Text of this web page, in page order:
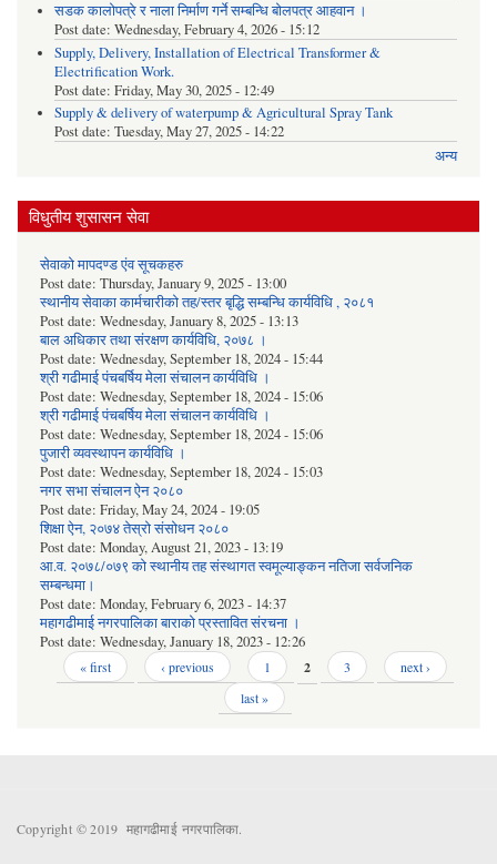
सडक कालोपत्रे र नाला निर्माण गर्ने सम्बन्धि बोलपत्र आहवान ।
Post date: Wednesday, February 4, 2026 - 15:12
Supply, Delivery, Installation of Electrical Transformer &
Electrification Work.
Post date: Friday, May 30, 2025 - 12:49
Supply & delivery of waterpump & Agricultural Spray Tank
Post date: Tuesday, May 27, 2025 - 14:22
अन्य
विधुतीय शुसासन सेवा
सेवाको मापदण्ड एंव सूचकहरु
Post date: Thursday, January 9, 2025 - 13:00
स्थानीय सेवाका कार्मचारीको तह/स्तर बृद्धि सम्बन्धि कार्यविधि , २०८१
Post date: Wednesday, January 8, 2025 - 13:13
बाल अधिकार तथा संरक्षण कार्यविधि, २०७८ ।
Post date: Wednesday, September 18, 2024 - 15:44
श्री गढीमाई पंचबर्षिय मेला संचालन कार्यविधि ।
Post date: Wednesday, September 18, 2024 - 15:06
श्री गढीमाई पंचबर्षिय मेला संचालन कार्यविधि ।
Post date: Wednesday, September 18, 2024 - 15:06
पुजारी व्यवस्थापन कार्यविधि ।
Post date: Wednesday, September 18, 2024 - 15:03
नगर सभा संचालन ऐन २०८०
Post date: Friday, May 24, 2024 - 19:05
शिक्षा ऐन, २०७४ तेस्रो संसोधन २०८०
Post date: Monday, August 21, 2023 - 13:19
आ.व. २०७८/०७९ को स्थानीय तह संस्थागत स्वमूल्याङ्कन नतिजा सर्वजनिक
सम्बन्धमा।
Post date: Monday, February 6, 2023 - 14:37
महागढीमाई नगरपालिका बाराको प्रस्तावित संरचना ।
Post date: Wednesday, January 18, 2023 - 12:26
Pages« first ‹ previous 1 2 3
next ›
last »
Copyright © 2019 महागढीमाई नगरपालिका.